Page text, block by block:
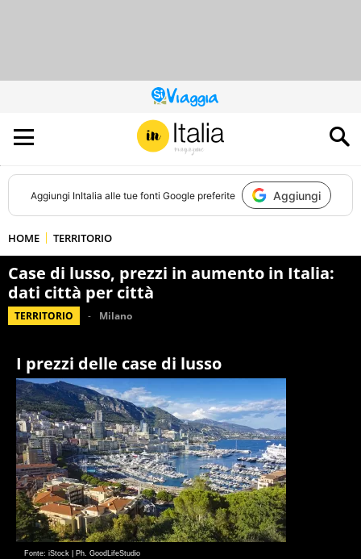
QUESTO
SITO
CONTRIBUISCE
ALL’AUDIENCE
DI
Aggiungi InItalia alle tue fonti Google preferite Aggiungi
HOME TERRITORIO
Case di lusso, prezzi in aumento in Italia:
dati città per città
TERRITORIO Milano
I prezzi delle case di lusso
Fonte: iStock | Ph. GoodLifeStudio